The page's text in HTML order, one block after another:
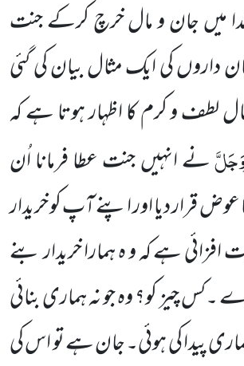
میں جان و مال خرچ کرکے جنت
داروں کی ایک مثال بیان کی گئی
و کرم کا اظہار ہوتا ہے کہ
نے انہیں جنت عطا فرمانا اُن
قرار دیا اور اپنے آپ کو خریدار
افزائی ہے کہ و ہ ہماراخریداربنے
چیز کو؟ وہ جو نہ ہماری بنائی
پیدا کی ہوئی۔ جان ہے تو اس کی